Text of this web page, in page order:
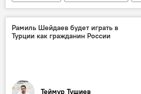
Экономика
Товарооборот
Импорт
Государственный таможенный комитет (ГТК)
Рамиль Шейдаев будет играть в
Турции как гражданин России
Теймур Тушиев